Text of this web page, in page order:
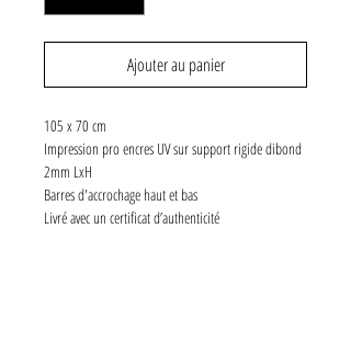
Ajouter au panier
105 x 70 cm
Impression pro encres UV sur support rigide dibond
2mm LxH
Barres d'accrochage haut et bas
Livré avec un certificat d’authenticité